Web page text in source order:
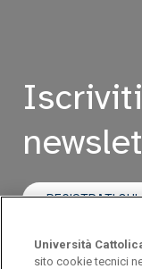
REGISTRATI QUI
LEGGI L'ULTIMO
Università
sito cookie tecnici